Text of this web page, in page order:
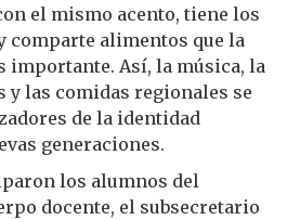
el mismo acento, tiene los
comparte alimentos que la
importante. Así, la música, la
y las comidas regionales se
de la identidad
generaciones.
los alumnos del
docente, el subsecretario